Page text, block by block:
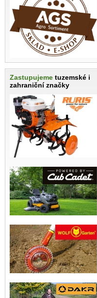
Zastupujeme tuzemské i
zahraniční značky